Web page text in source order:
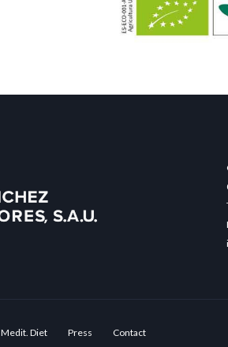
Medit. Diet Press Contact